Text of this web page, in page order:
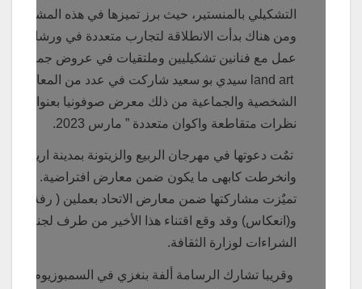
التشكيلي بالمنستير، حيث برز تميزها في هذه المشاركة
ومن هناك بدأت الانطلاقة لتجارب متعددة في ورشات
عمل مع فنانين تشكيليين وملتقيات في عروض جماعية
land art سيدي بو سعيد شاركت في عدد من المعارض
الشخصية والجماعية من ذلك معرض صوفونيا بعنوان :
نظرات متقاطعة واكوان متعددة ” مارس 2023.
تمٌت دعوتها في مهرجان الربيع والزيتونة بمدينة اريانة
وانخرطت كابهى ما يكون ضمن معارض افتراضية. أخيرا
تميٌزت مشاركتها ضمن معارض الاتحاد بعملين ( رفة عين)
و(انعكاس) وقد وقع اقتناء هذا الأخير من طرف لجنة
الشراءات لوزارة الثقافة.
وقريبا تشارك الرسامة ألفة بنغزي في السمبوزيوم